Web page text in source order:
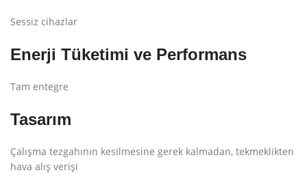
Sessiz cihazlar
Enerji Tüketimi ve Performans
Tam entegre
Tasarım
Çalışma tezgahının kesilmesine gerek kalmadan, tekmeklikten
hava alış verişi